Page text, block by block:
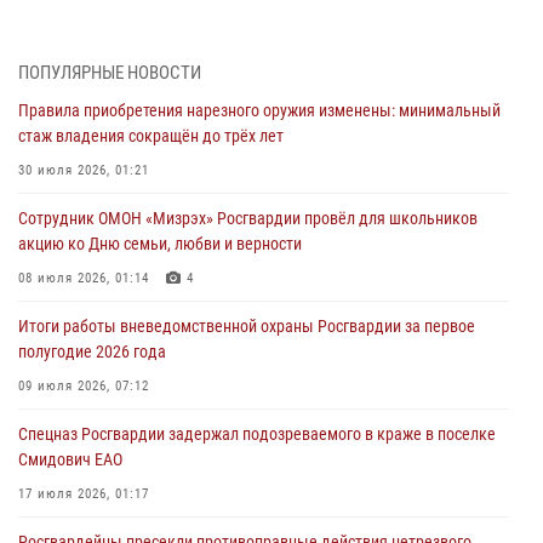
Внесены изменения в правила проведения контрольного отстрела
31 июля 2026, 01:48
Правила приобретения нарезного оружия изменены: минимальный
30 июля 2026, 01:21
Росгвардейцы задержали гражданина за хулиганство и попытку
29 июля 2026, 01:05
В Биробиджане почтили небесного покровителя
28 июля 2026, 01:42 3
ПОПУЛЯРНЫЕ НОВОСТИ
Правила приобретения нарезного оружия изменены: минимальный
стаж владения сокращён до трёх лет
30 июля 2026, 01:21
Сотрудник ОМОН «Мизрэх» Росгвардии провёл для школьников
акцию ко Дню семьи, любви и верности
08 июля 2026, 01:14 4
Итоги работы вневедомственной охраны Росгвардии за первое
полугодие 2026 года
09 июля 2026, 07:12
Спецназ Росгвардии задержал подозреваемого в краже в поселке
Смидович ЕАО
17 июля 2026, 01:17